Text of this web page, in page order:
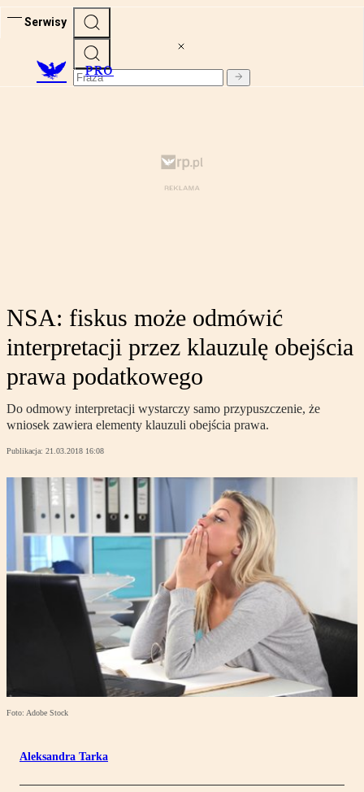
Serwisy
PRO
NSA: fiskus może odmówić
interpretacji przez klauzulę obejścia
prawa podatkowego
Do odmowy interpretacji wystarczy samo przypuszczenie, że
wniosek zawiera elementy klauzuli obejścia prawa.
Publikacja: 21.03.2018 16:08
Foto: Adobe Stock
Aleksandra Tarka